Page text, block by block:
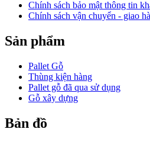
Chính sách bảo mật thông tin
Chính sách vận chuyển - giao
Sản phẩm
Pallet Gỗ
Thùng kiện hàng
Pallet gỗ đã qua sử dụng
Gỗ xây dựng
Bản đồ